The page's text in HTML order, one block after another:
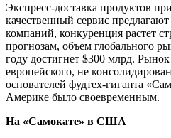
Экспресс-доставка продуктов
качественный сервис
компаний, конкуренция растет
прогнозам, объем глобального
году достигнет $300 млрд.
европейского, не
основателей фудтех-гиганта
Америке было своевременным.
На «Самокате» в США